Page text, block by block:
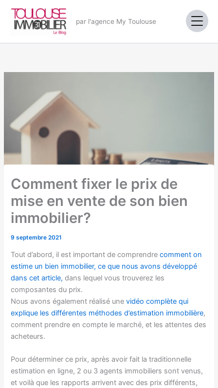
contenu
par l'agence My Toulouse
Comment fixer le prix de
mise en vente de son bien
immobilier?
9 septembre 2021
Tout d’abord, il est important de comprendrecomment on
estime un bien immobilier, ce que nous avons développé
dans cet article, dans lequel vous trouverez les
composantes du prix.
Nous avons également réalisé unevidéo complète qui
explique les différentes méthodes d’estimation immobilière,
comment prendre en compte le marché, et les attentes des
acheteurs.
Pour déterminer ce prix, après avoir fait la traditionnelle
estimation en ligne, 2 ou 3 agents immobiliers sont venus,
et voilà que les rapports arrivent avec des prix différents,